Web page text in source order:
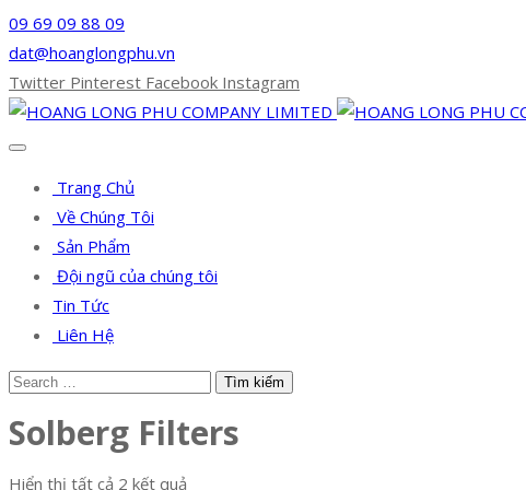
09 69 09 88 09
dat@hoanglongphu.vn
Twitter Pinterest Facebook Instagram
Trang Chủ
Về Chúng Tôi
Sản Phẩm
Đội ngũ của chúng tôi
Tin Tức
Liên Hệ
Solberg Filters
Hiển thị tất cả 2 kết quả